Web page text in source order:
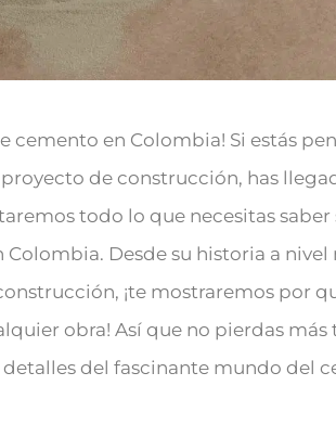
cemento en Colombia! Si estás
de construcción, has
todo lo que necesitas
Colombia. Desde su historia a
¡te mostraremos por
obra! Así que no pierdas más
del fascinante mundo del